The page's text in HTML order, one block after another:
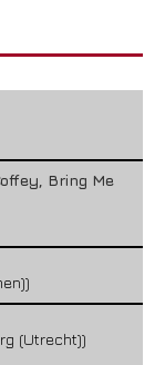
Bring Me
(Utrecht))